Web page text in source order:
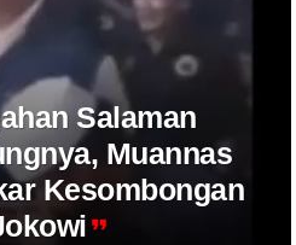
Salaman
Muannas
Kesombongan